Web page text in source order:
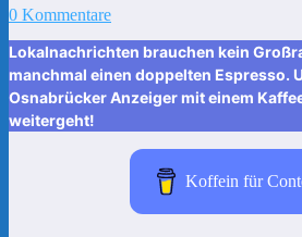
0 Kommentare
Lokalnachrichten brauchen kein
manchmal einen doppelten Espresso.
Osnabrücker Anzeiger mit einem
weitergeht!
Koffein für